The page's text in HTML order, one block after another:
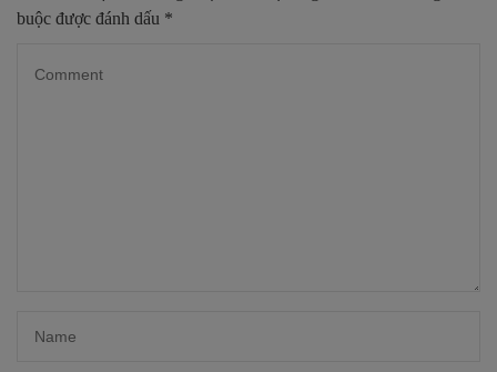
buộc được đánh dấu *